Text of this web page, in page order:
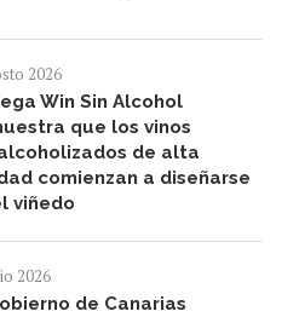
2026
Win Sin Alcohol
que los vinos
de alta
comienzan a diseñarse
viñedo
2026
de Canarias